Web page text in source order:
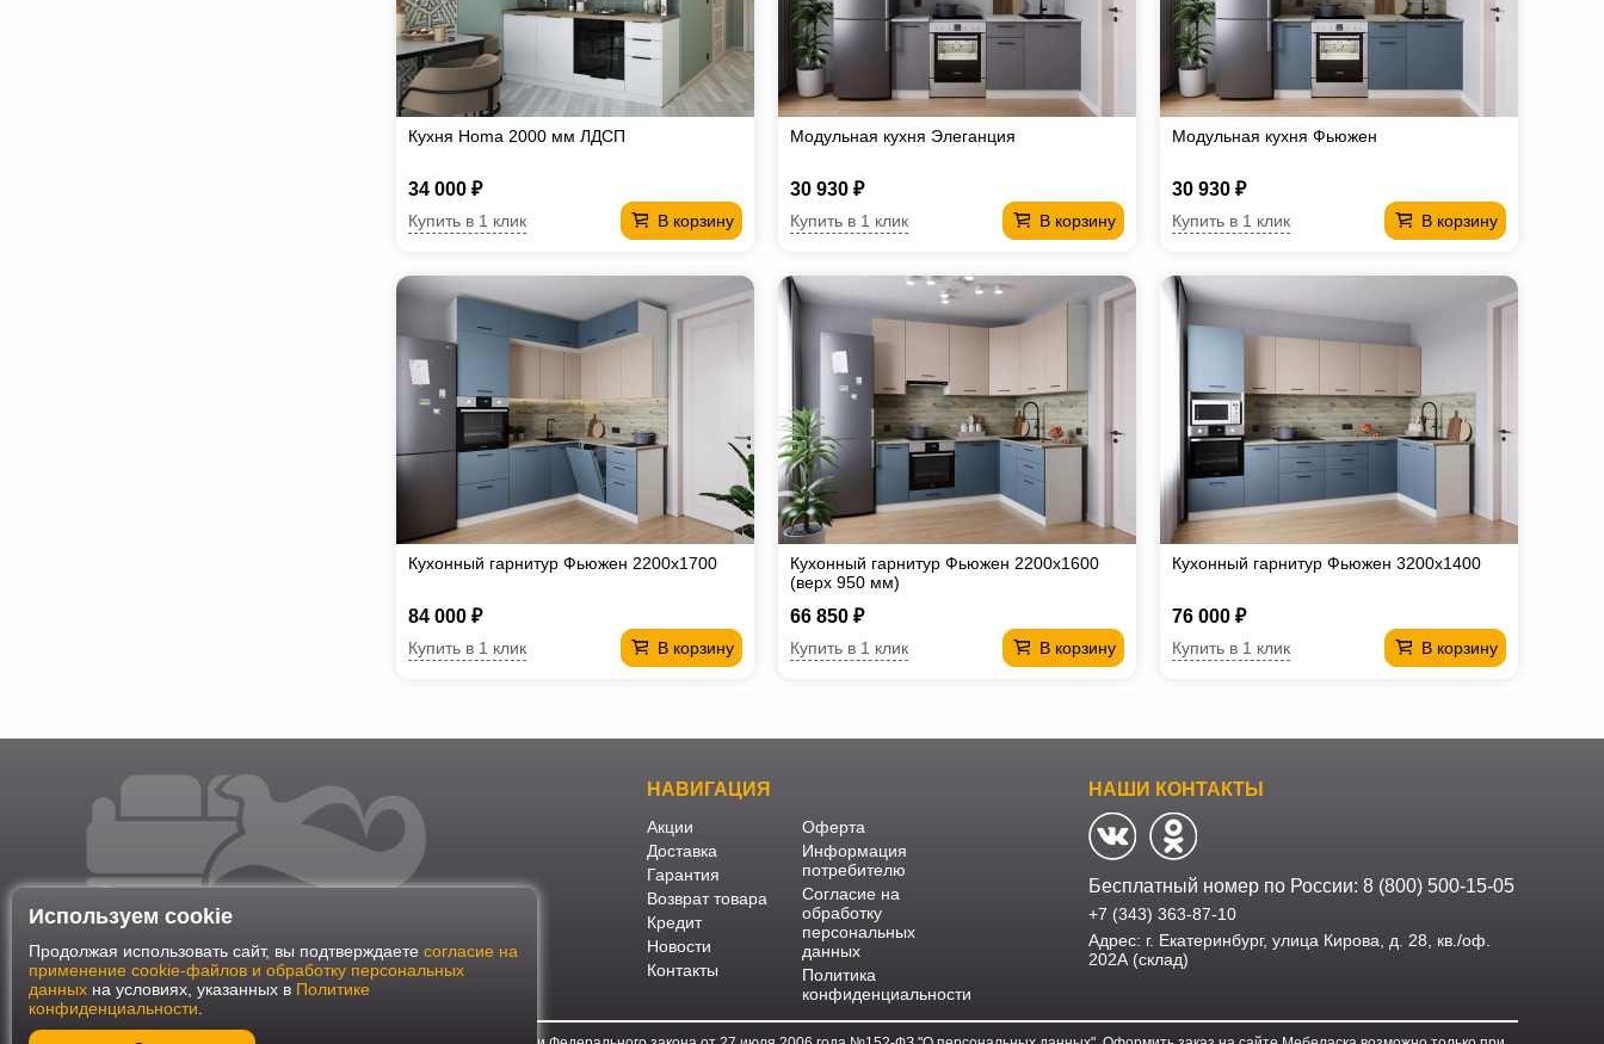
Кухня Homa 2000 мм ЛДСП
34 000 ₽
В корзину
Купить в 1 клик
Модульная кухня Элеганция
30 930 ₽
В корзину
Купить в 1 клик
Модульная кухня Фьюжен
30 930 ₽
В корзину
Купить в 1 клик
Кухонный гарнитур Фьюжен 2200х1700
84 000 ₽
В корзину
Купить в 1 клик
Кухонный гарнитур Фьюжен 2200х1600
(верх 950 мм)
66 850 ₽
В корзину
Купить в 1 клик
Кухонный гарнитур Фьюжен 3200х1400
76 000 ₽
В корзину
Купить в 1 клик
НАВИГАЦИЯ
Акции
Доставка
Гарантия
Возврат товара
Кредит
Новости
Контакты
Оферта
Информация
потребителю
Согласие на
обработку
персональных
данных
Политика
конфиденциальности
НАШИ КОНТАКТЫ
Бесплатный номер по России: 8 (800) 500-15-05
+7 (343) 363-87-10
Адрес: г. Екатеринбург, улица Кирова, д. 28, кв./оф.
202А (склад)
Используем cookie
Продолжая использовать сайт, вы подтверждаете согласие на
применение cookie-файлов и обработку персональных
данных на условиях, указанных в Политике
конфиденциальности